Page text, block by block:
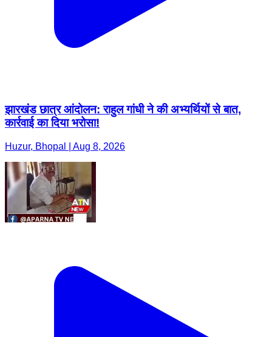
झारखंड छात्र आंदोलन: राहुल गांधी ने की अभ्यर्थियों से बात,
कार्रवाई का दिया भरोसा!
Huzur, Bhopal | Aug 8, 2026